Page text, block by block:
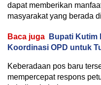
dapat memberikan
masyarakat yang berada
Baca juga
Bupati Kutim
Koordinasi OPD untuk
Keberadaan pos baru
mempercepat respons